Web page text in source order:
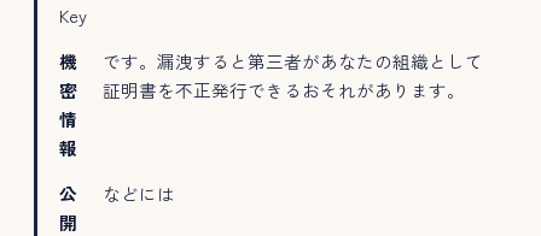
Key
機
密
情
報
です。漏洩すると第三者があなたの組織として
証明書を不正発行できるおそれがあります。
公
開
などには